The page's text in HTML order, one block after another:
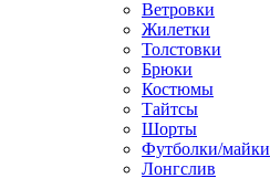
Ветровки
Жилетки
Толстовки
Брюки
Костюмы
Тайтсы
Шорты
Футболки/майки
Лонгслив